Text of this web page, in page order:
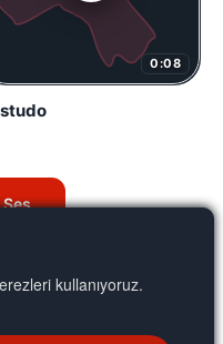
kullanıyoruz.
0:08
Ses